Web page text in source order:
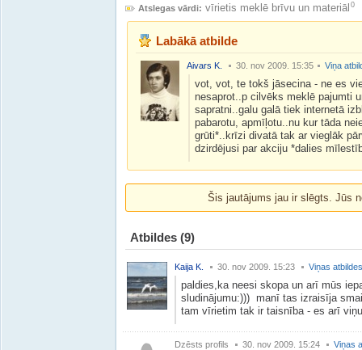
Atslegas vārdi: vīrietis meklē brīvu un materiāl 0
Labākā atbilde
Aivars K. 30. nov 2009. 15:35 Viņa
vot, vot, te tokš jāsecina - ne es
nesaprot..p cilvēks meklē pajumti
sapratni..galu galā tiek internetā
pabarotu, apmīļotu..nu kur tāda
grūti*..krīzi divatā tak ar vieglāk
dzirdējusi par akciju *dalies
Šis jautājums jau ir slēgts. Jūs
Atbildes (9)
Kaija K. 30. nov 2009. 15:23 Viņas atbildes
paldies,ka neesi skopa un arī mūs
sludinājumu:))) manī tas izraisīja
tam vīrietim tak ir taisnība - es arī
Dzēsts profils 30. nov 2009. 15:24 Viņas